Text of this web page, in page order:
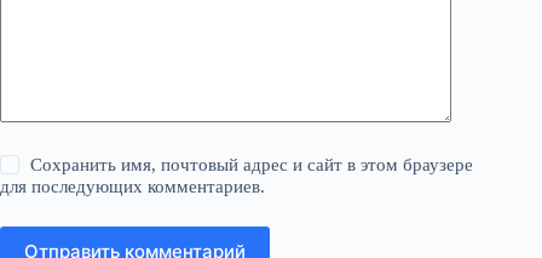
Сохранить имя, почтовый адрес и сайт в этом браузере
для последующих комментариев.
Отправить комментарий